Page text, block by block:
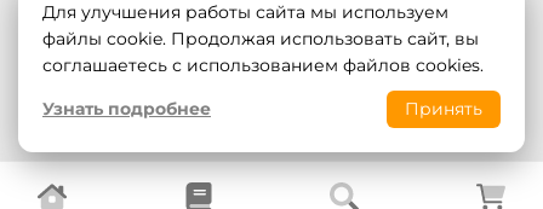
Для улучшения работы сайта мы используем
файлы cookie. Продолжая использовать сайт, вы
соглашаетесь с использованием файлов cookies.
Узнать подробнее
Принять